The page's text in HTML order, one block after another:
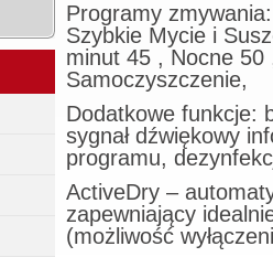
Programy
Szybkie Mycie i
minut 45 , Nocne
Samoczyszczenie,
Dodatkowe funkcje:
sygnał dźwiękowy
programu,
ActiveDry –
zapewniający
(możliwość